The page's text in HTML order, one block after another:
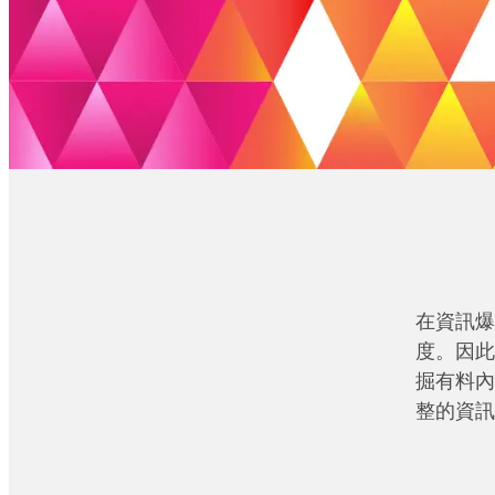
在資訊
度。因
掘有料
整的資